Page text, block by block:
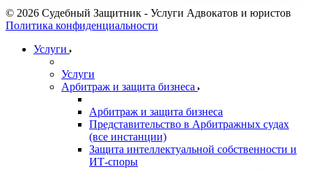
© 2026 Судебный Защитник - Услуги Адвокатов и юристов
Политика конфиденциальности
Услуги
Услуги
Арбитраж и защита бизнеса
Арбитраж и защита бизнеса
Представительство в Арбитражных судах
(все инстанции)
Защита интеллектуальной собственности и
ИТ-споры